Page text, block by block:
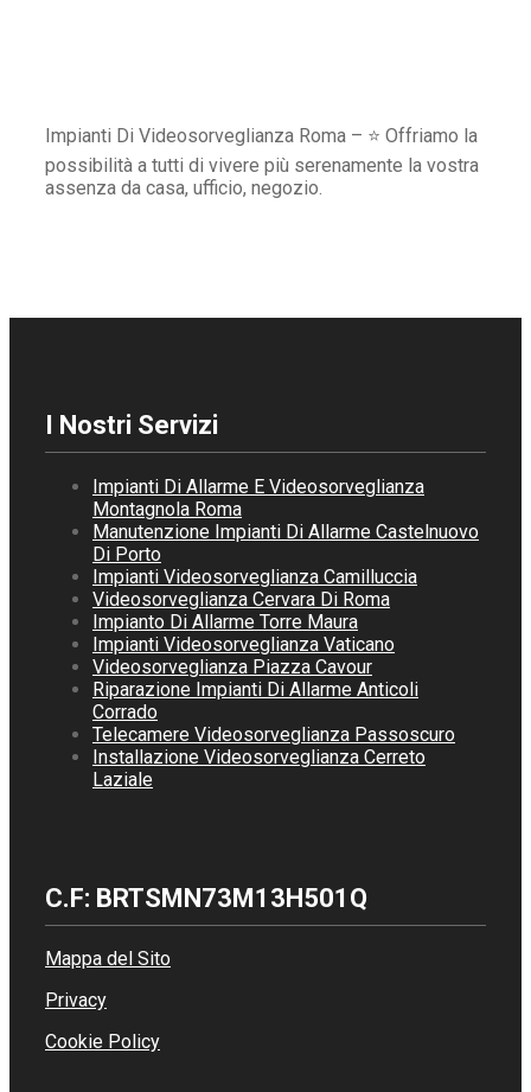
Impianti Di Videosorveglianza Roma – ⭐ Offriamo la
possibilità a tutti di vivere più serenamente la vostra
assenza da casa, ufficio, negozio.
I Nostri Servizi
Impianti Di Allarme E Videosorveglianza
Montagnola Roma
Manutenzione Impianti Di Allarme Castelnuovo
Di Porto
Impianti Videosorveglianza Camilluccia
Videosorveglianza Cervara Di Roma
Impianto Di Allarme Torre Maura
Impianti Videosorveglianza Vaticano
Videosorveglianza Piazza Cavour
Riparazione Impianti Di Allarme Anticoli
Corrado
Telecamere Videosorveglianza Passoscuro
Installazione Videosorveglianza Cerreto
Laziale
C.F: BRTSMN73M13H501Q
Mappa del Sito
Privacy
Cookie Policy